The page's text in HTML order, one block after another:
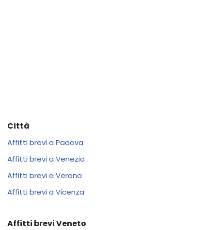
Città
Affitti brevi a Padova
Affitti brevi a Venezia
Affitti brevi a Verona
Affitti brevi a Vicenza
Affitti brevi Veneto